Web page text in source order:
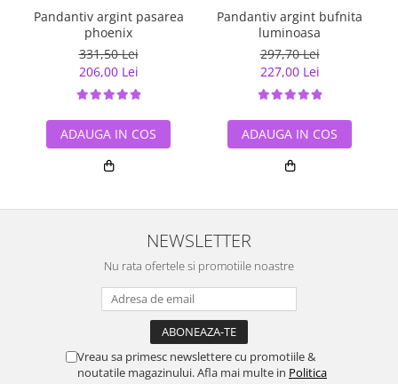
Pandantiv argint pasarea
phoenix
331,50 Lei
206,00 Lei
ADAUGA IN COS
Pandantiv argint bufnita
luminoasa
297,70 Lei
227,00 Lei
ADAUGA IN COS
NEWSLETTER
Nu rata ofertele si promotiile noastre
Vreau sa primesc newslettere cu promotiile &
noutatile magazinului. Afla mai multe in Politica